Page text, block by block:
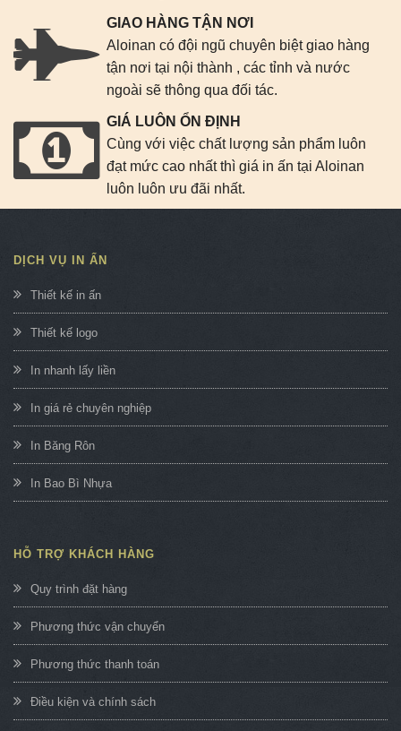
GIAO HÀNG TẬN NƠI
Aloinan có đội ngũ chuyên biệt giao hàng
tận nơi tại nội thành , các tỉnh và nước
ngoài sẽ thông qua đối tác.
GIÁ LUÔN ỔN ĐỊNH
Cùng với việc chất lượng sản phẩm luôn
đạt mức cao nhất thì giá in ấn tại Aloinan
luôn luôn ưu đãi nhất.
DỊCH VỤ IN ẤN
Thiết kế in ấn
Thiết kế logo
In nhanh lấy liền
In giá rẻ chuyên nghiệp
In Băng Rôn
In Bao Bì Nhựa
HỖ TRỢ KHÁCH HÀNG
Quy trình đặt hàng
Phương thức vận chuyển
Phương thức thanh toán
Điều kiện và chính sách